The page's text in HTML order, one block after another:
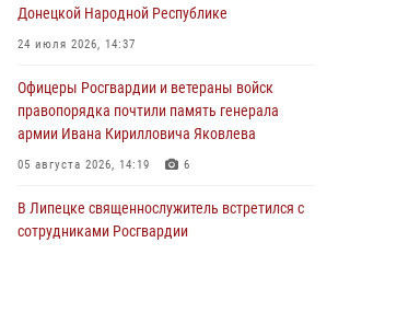
Росгвардия противодействует БПЛА ВСУ на
южном направлении (видео)
Росгвардия обеспечила охрану порядка во
время проведения фестивалей в Липецке
03 августа 2026, 13:17 3
Донецкой Народной Республике
24 июля 2026, 14:37
Офицеры Росгвардии и ветераны войск
правопорядка почтили память генерала
армии Ивана Кирилловича Яковлева
05 августа 2026, 14:19 6
В Липецке священнослужитель встретился с
сотрудниками Росгвардии